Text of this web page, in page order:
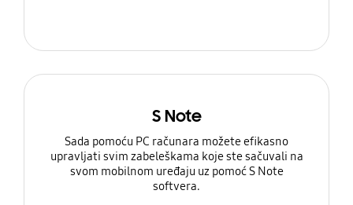
S Note
Sada pomoću PC računara možete efikasno
upravljati svim zabeleškama koje ste sačuvali na
svom mobilnom uređaju uz pomoć S Note
softvera.